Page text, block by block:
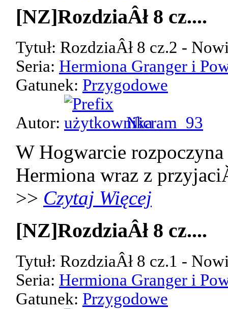
[NZ]RozdziaÂł 8 cz....
Tytuł: RozdziaÂł 8 cz.2 -
Seria: Hermiona Granger i
Gatunek: Przygodowe
Autor: Nicram_93
W Hogwarcie
Hermiona wraz z
>> Czytaj Więcej
[NZ]RozdziaÂł 8 cz....
Tytuł: RozdziaÂł 8 cz.1 -
Seria: Hermiona Granger i
Gatunek: Przygodowe